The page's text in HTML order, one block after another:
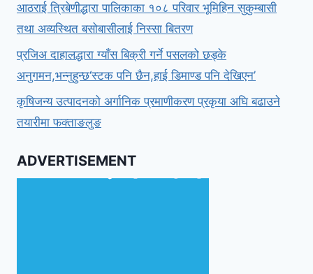
आठराई त्रिबेणीद्धारा पालिकाका १०८ परिवार भूमिहिन सुकुम्बासी
तथा अव्यस्थित बसोबासीलाई निस्सा बितरण
प्रजिअ दाहालद्धारा ग्याँस बिक्री गर्ने पसलको छड्के
अनुगमन,भन्नुहुन्छ‘स्टक पनि छैन,हाई डिमाण्ड पनि देखिएन’
कृषिजन्य उत्पादनको अर्गानिक प्रमाणीकरण प्रकृया अघि बढाउने
तयारीमा फक्ताङलुङ
ADVERTISEMENT